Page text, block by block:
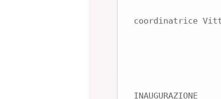
coordinatrice
INAUGURAZIONE